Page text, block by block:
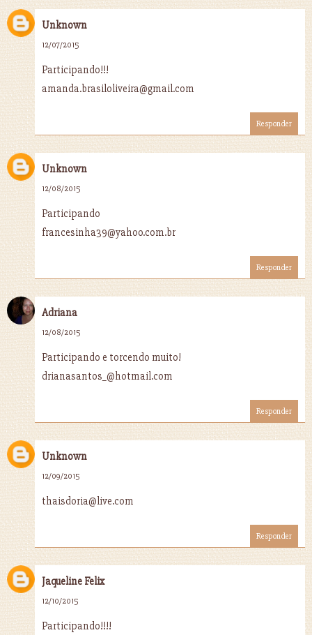
Unknown
12/07/2015
Participando!!!
amanda.brasiloliveira@gmail.com
Responder
Unknown
12/08/2015
Participando
francesinha39@yahoo.com.br
Responder
Adriana
12/08/2015
Participando e torcendo muito!
drianasantos_@hotmail.com
Responder
Unknown
12/09/2015
thaisdoria@live.com
Responder
Jaqueline Felix
12/10/2015
Participando!!!!